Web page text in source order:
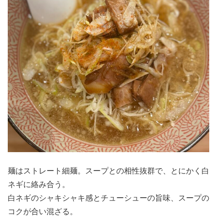
麺はストレート細麺。スープとの相性抜群で、とにかく白
ネギに絡み合う。
白ネギのシャキシャキ感とチューシューの旨味、スープの
コクが合い混ざる。